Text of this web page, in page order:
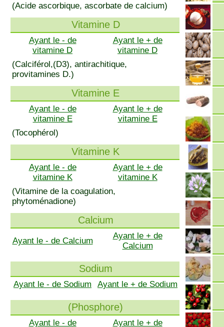
(Acide ascorbique, ascorbate de calcium)
Vitamine D
Ayant le - de
vitamine D
Ayant le + de
vitamine D
(Calciférol,(D3), antirachitique,
provitamines D.)
Vitamine E
Ayant le - de
vitamine E
Ayant le + de
vitamine E
(Tocophérol)
Vitamine K
Ayant le - de
vitamine K
Ayant le + de
vitamine K
(Vitamine de la coagulation,
phytoménadione)
Calcium
Ayant le - de Calcium
Ayant le + de
Calcium
Sodium
Ayant le - de Sodium Ayant le + de Sodium
(Phosphore)
Ayant le - de Ayant le + de